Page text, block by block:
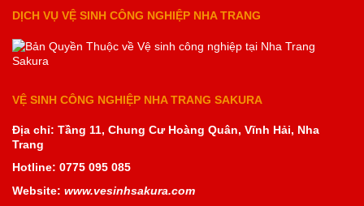
DỊCH VỤ VỆ SINH CÔNG NGHIỆP NHA TRANG
VỆ SINH CÔNG NGHIỆP NHA TRANG SAKURA
Địa chỉ: Tầng 11, Chung Cư Hoàng Quân, Vĩnh Hải, Nha
Trang
Hotline: 0775 095 085
Website: www.vesinhsakura.com